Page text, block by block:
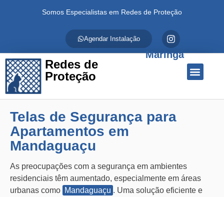
Somos Especialistas em Redes de Proteção
Agendar Instalação
Redes de
Proteção
Maringá
Telas de Segurança para
Apartamentos em
Mandaguaçu
As preocupações com a segurança em ambientes
residenciais têm aumentado, especialmente em áreas
urbanas como Mandaguaçu . Uma solução eficiente e